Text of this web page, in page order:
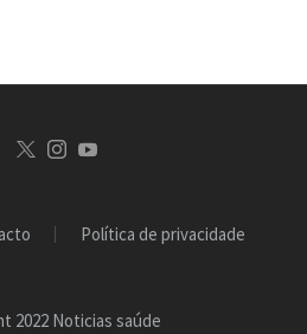
Política de privacidade
2022 Noticias saúde